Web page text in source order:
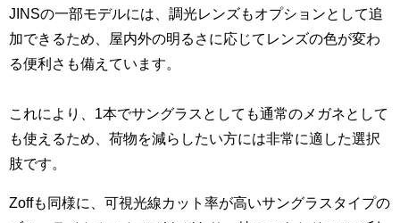
JINSの一部モデルには、調光レンズもオプションとして追
加できるため、屋内外の明るさに応じてレンズの色が変わ
る便利さも備えています。
これにより、1本でサングラスとしても通常のメガネとして
も使えるため、荷物を減らしたい方には非常に適した選択
肢です。
Zoffも同様に、可視光線カット率が高いサングラスタイプの